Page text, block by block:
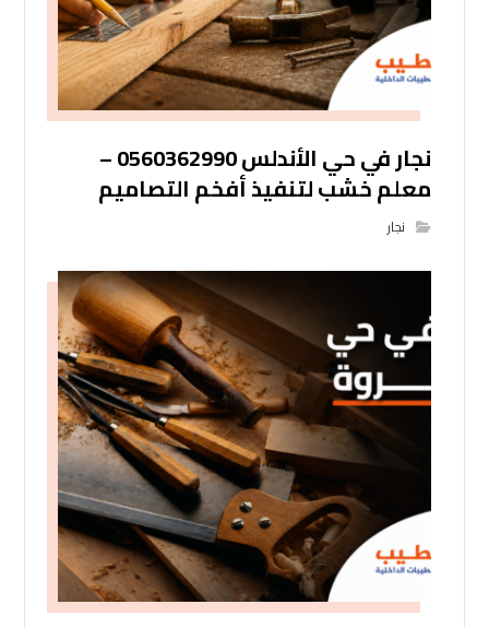
نجار في حي الأندلس 0560362990 –
معلم خشب لتنفيذ أفخم التصاميم
نجار